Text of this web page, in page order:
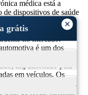
×
grátis
médica está a
de dispositivos de saúde
sensores precisos, está
por resistores de
no mercado.
é um dos
para
impulsionado pela
em veículos. Os
aplicações automotivas,
trem de força, sistemas